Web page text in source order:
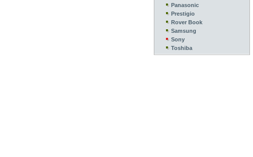
Panasonic
Prestigio
Rover Book
Samsung
Sony
Toshiba